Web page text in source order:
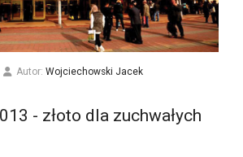
Autor: Wojciechowski Jacek
- złoto dla zuchwałych